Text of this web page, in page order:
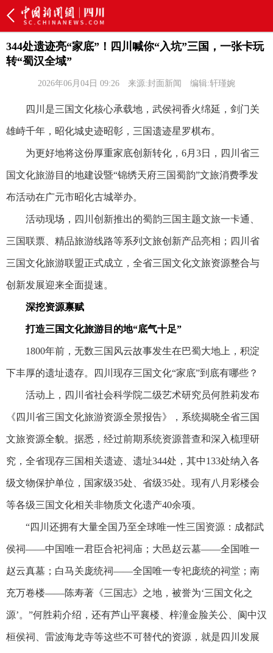
344处遗迹亮“家底”！四川喊你“入坑”三国，一张卡玩
转“蜀汉全域”
2026年06月04日 09:26 来源:封面新闻 编辑:轩瑾婉
四川是三国文化核心承载地，武侯祠香火绵延，剑门关
雄峙千年，昭化城史迹昭彰，三国遗迹星罗棋布。
为更好地将这份厚重家底创新转化，6月3日，四川省三
国文化旅游目的地建设暨“锦绣天府三国蜀韵”文旅消费季发
布活动在广元市昭化古城举办。
活动现场，四川创新推出的蜀韵三国主题文旅一卡通、
三国联票、精品旅游线路等系列文旅创新产品亮相；四川省
三国文化旅游联盟正式成立，全省三国文化文旅资源整合与
创新发展迎来全面提速。
深挖资源禀赋
打造三国文化旅游目的地“底气十足”
1800年前，无数三国风云故事发生在巴蜀大地上，积淀
下丰厚的遗址遗存。四川现存三国文化“家底”到底有哪些？
活动上，四川省社会科学院二级艺术研究员何胜莉发布
《四川省三国文化旅游资源全景报告》，系统揭晓全省三国
文旅资源全貌。据悉，经过前期系统资源普查和深入梳理研
究，全省现存三国相关遗迹、遗址344处，其中133处纳入各
级文物保护单位，国家级35处、省级35处。现有八月彩楼会
等各级三国文化相关非物质文化遗产40余项。
“四川还拥有大量全国乃至全球唯一性三国资源：成都武
侯祠——中国唯一君臣合祀祠庙；大邑赵云墓——全国唯一
赵云真墓；白马关庞统祠——全国唯一专祀庞统的祠堂；南
充万卷楼——陈寿著《三国志》之地，被誉为‘三国文化之
源’。”何胜莉介绍，还有芦山平襄楼、梓潼金脸关公、阆中汉
桓侯祠、雷波海龙寺等这些不可替代的资源，就是四川发展